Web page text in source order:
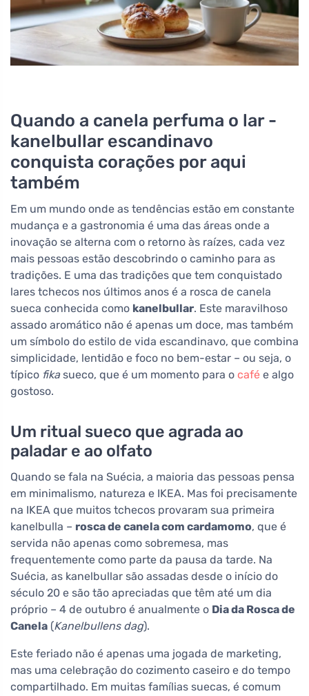
Quando a canela perfuma o lar -
kanelbullar escandinavo
conquista corações por aqui
também
Em um mundo onde as tendências estão em constante
mudança e a gastronomia é uma das áreas onde a
inovação se alterna com o retorno às raízes, cada vez
mais pessoas estão descobrindo o caminho para as
tradições. E uma das tradições que tem conquistado
lares tchecos nos últimos anos é a rosca de canela
sueca conhecida como kanelbullar. Este maravilhoso
assado aromático não é apenas um doce, mas também
um símbolo do estilo de vida escandinavo, que combina
simplicidade, lentidão e foco no bem-estar – ou seja, o
típico fikasueco, que é um momento para o café e algo
gostoso.
Um ritual sueco que agrada ao
paladar e ao olfato
Quando se fala na Suécia, a maioria das pessoas pensa
em minimalismo, natureza e IKEA. Mas foi precisamente
na IKEA que muitos tchecos provaram sua primeira
kanelbulla – rosca de canela com cardamomo, que é
servida não apenas como sobremesa, mas
frequentemente como parte da pausa da tarde. Na
Suécia, as kanelbullar são assadas desde o início do
século 20 e são tão apreciadas que têm até um dia
próprio – 4 de outubro é anualmente o Dia da Rosca de
Canela (Kanelbullens dag).
Este feriado não é apenas uma jogada de marketing,
mas uma celebração do cozimento caseiro e do tempo
compartilhado. Em muitas famílias suecas, é comum